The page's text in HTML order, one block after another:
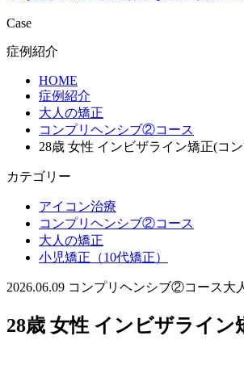
Case
症例紹介
HOME
症例紹介
大人の矯正
コンプリヘンシブ②コース
28歳 女性 インビザライン矯正(コ
カテゴリー
アイコン治療
コンプリヘンシブ②コース
大人の矯正
小児矯正（10代矯正）
2026.06.09 コンプリヘンシブ②コース大
28歳 女性 インビザライ